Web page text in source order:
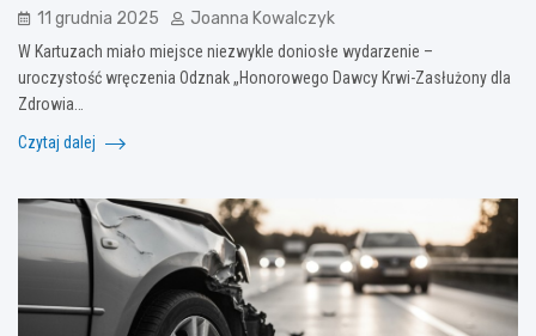
11 grudnia 2025 Joanna Kowalczyk
W Kartuzach miało miejsce niezwykle doniosłe wydarzenie –
uroczystość wręczenia Odznak „Honorowego Dawcy Krwi-Zasłużony dla
Zdrowia…
Czytaj dalej